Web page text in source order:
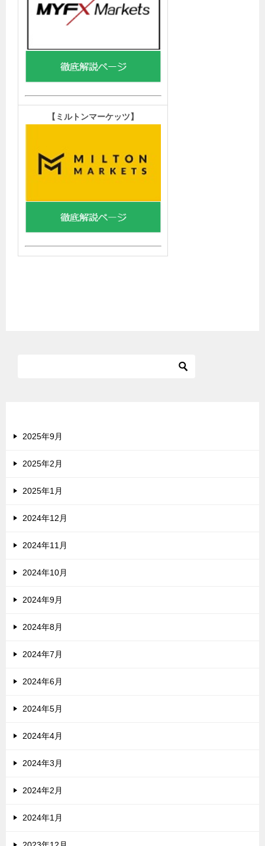
【 ミルトンマーケッツ】
2025年9月
2025年2月
2025年1月
2024年12月
2024年11月
2024年10月
2024年9月
2024年8月
2024年7月
2024年6月
2024年5月
2024年4月
2024年3月
2024年2月
2024年1月